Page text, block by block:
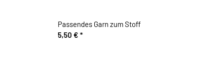
Passendes Garn zum Stoff
5,50 € *